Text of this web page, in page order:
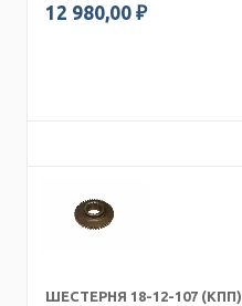
12 980,00 ₽
ШЕСТЕРНЯ 18-12-107 (КПП)